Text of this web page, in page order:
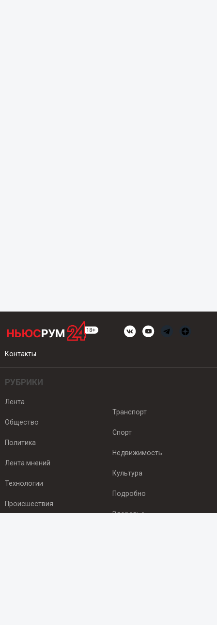
Контакты
РУБРИКИ
Лента
Общество
Политика
Лента мнений
Технологии
Происшествия
Транспорт
Спорт
Недвижимость
Культура
Подробно
Здоровье